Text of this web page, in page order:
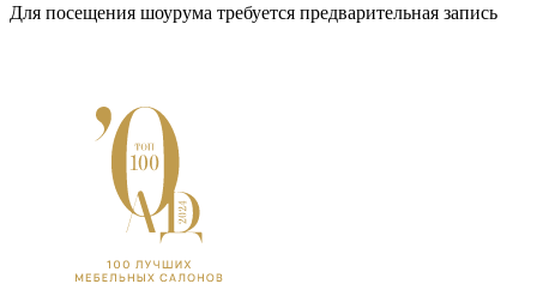
Для посещения шоурума требуется предварительная запись